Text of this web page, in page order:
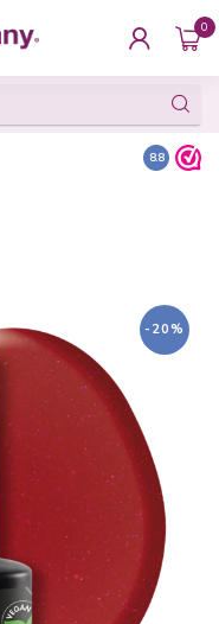
0
Gratis
8.8
-20%